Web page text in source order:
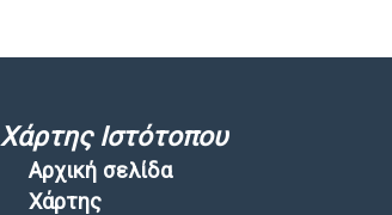
Χάρτης Ιστότοπου
Αρχική σελίδα
Χάρτης